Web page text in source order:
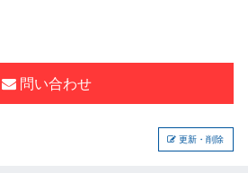
問い合わせ
更新・削除